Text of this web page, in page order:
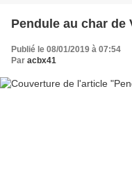
Pendule au char de
Publié le 08/01/2019 à 07:54
Par acbx41